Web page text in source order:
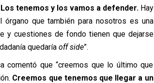
Los tenemos y los vamos a defender.Hay
que también para nosotros es una
y cuestiones de fondo tienen que dejarse
quedaría off side”.
comentó que “creemos que lo último que
Creemos que tenemos que llegar a un